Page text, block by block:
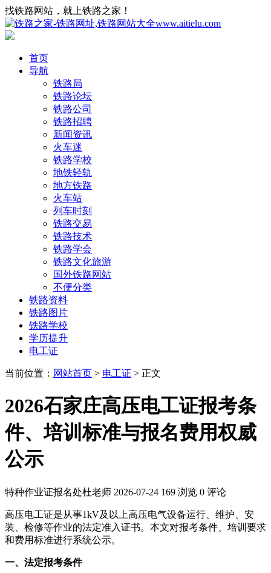
找铁路网站，就上铁路之家！
首页
导航
铁路局
铁路论坛
铁路公司
铁路招聘
新闻资讯
火车迷
铁路学校
地铁轻轨
地方铁路
火车站
列车时刻
铁路交易
铁路技术
铁路学会
铁路文化旅游
国外铁路网站
不便分类
铁路资料
铁路图片
铁路学校
学历提升
电工证
当前位置： 网站首页 > 电工证 > 正文
2026石家庄高压电工证报考条
件、培训标准与报名费用权威
公示
特种作业证报名处杜老师 2026-07-24 169 浏览 0 评论
高压电工证是从事1kV及以上高压电气设备运行、维护、安
装、检修等作业的法定准入证书。本文对报考条件、培训要求
和费用标准进行系统公示。
一、法定报考条件